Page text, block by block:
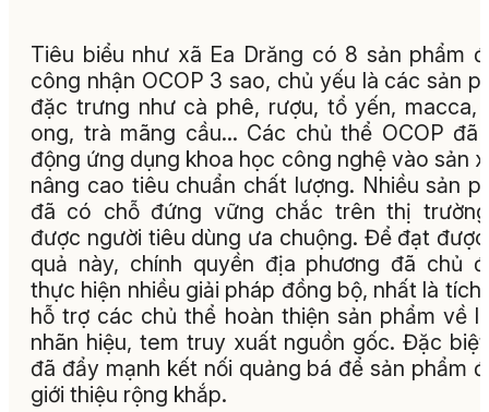
Tiêu biểu như xã Ea Drăng có 8 sản phẩm
công nhận OCOP 3 sao, chủ yếu là các sản
đặc trưng như cà phê, rượu, tổ yến, macca,
ong, trà mãng cầu... Các chủ thể OCOP đã
động ứng dụng khoa học công nghệ vào sản
nâng cao tiêu chuẩn chất lượng. Nhiều sản
đã có chỗ đứng vững chắc trên thị
được người tiêu dùng ưa chuộng. Để đạt
quả này, chính quyền địa phương đã chủ
thực hiện nhiều giải pháp đồng bộ, nhất là tích
hỗ trợ các chủ thể hoàn thiện sản phẩm về
nhãn hiệu, tem truy xuất nguồn gốc. Đặc
đã đẩy mạnh kết nối quảng bá để sản phẩm
giới thiệu rộng khắp.